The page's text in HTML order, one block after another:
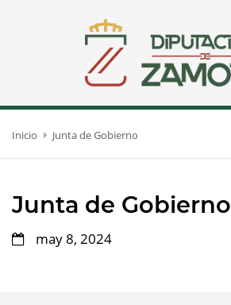
Inicio Junta de Gobierno
Junta de Gobierno
may 8, 2024